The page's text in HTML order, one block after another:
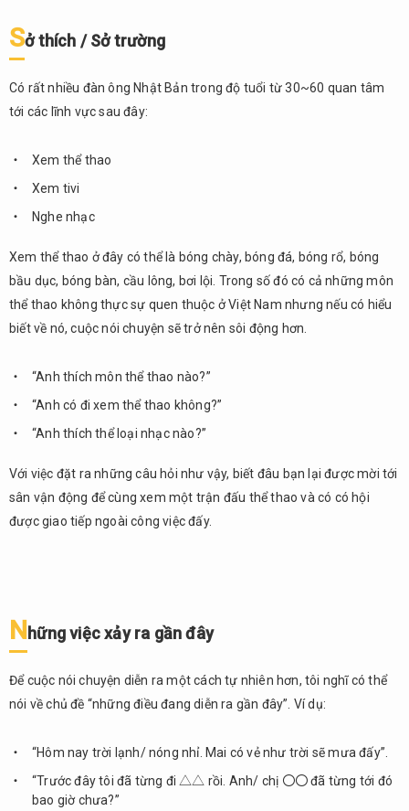
quan
chính
quốc
Tổng
kết
Sở thích / Sở trường
Có rất nhiều đàn ông Nhật Bản trong độ tuổi từ 30~60 quan tâm
tới các lĩnh vực sau đây:
Xem thể thao
Xem tivi
Nghe nhạc
Xem thể thao ở đây có thể là bóng chày, bóng đá, bóng rổ, bóng
bầu dục, bóng bàn, cầu lông, bơi lội. Trong số đó có cả những môn
thể thao không thực sự quen thuộc ở Việt Nam nhưng nếu có hiểu
biết về nó, cuộc nói chuyện sẽ trở nên sôi động hơn.
“Anh thích môn thể thao nào?”
“Anh có đi xem thể thao không?”
“Anh thích thể loại nhạc nào?”
Với việc đặt ra những câu hỏi như vậy, biết đâu bạn lại được mời tới
sân vận động để cùng xem một trận đấu thể thao và có có hội
được giao tiếp ngoài công việc đấy.
Những việc xảy ra gần đây
Để cuộc nói chuyện diễn ra một cách tự nhiên hơn, tôi nghĩ có thể
nói về chủ đề “những điều đang diễn ra gần đây”. Ví dụ:
“Hôm nay trời lạnh/ nóng nhỉ. Mai có vẻ như trời sẽ mưa đấy”.
“Trước đây tôi đã từng đi △△ rồi. Anh/ chị 〇〇 đã từng tới đó
bao giờ chưa?”